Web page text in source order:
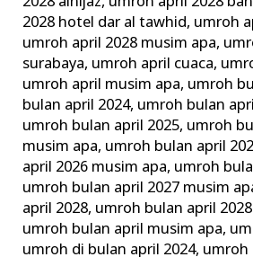
2028 hotel dar al tawhid, umroh
umroh april 2028 musim apa,
surabaya, umroh april cuaca,
umroh april musim apa, umroh
bulan april 2024, umroh bulan
umroh bulan april 2025, umroh
musim apa, umroh bulan april
april 2026 musim apa, umroh
umroh bulan april 2027 musim
april 2028, umroh bulan april
umroh bulan april musim apa,
umroh di bulan april 2024, umroh